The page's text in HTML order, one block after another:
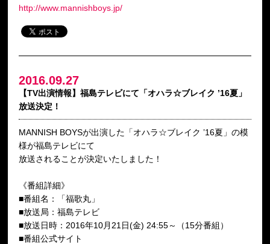
http://www.mannishboys.jp/
2016.09.27
【TV出演情報】福島テレビにて「オハラ☆ブレイク ’16夏」
放送決定！
MANNISH BOYSが出演した「オハラ☆ブレイク ’16夏」の模
様が福島テレビにて
放送されることが決定いたしました！
《番組詳細》
■番組名：「福歌丸」
■放送局：福島テレビ
■放送日時：2016年10月21日(金) 24:55～（15分番組）
■番組公式サイト